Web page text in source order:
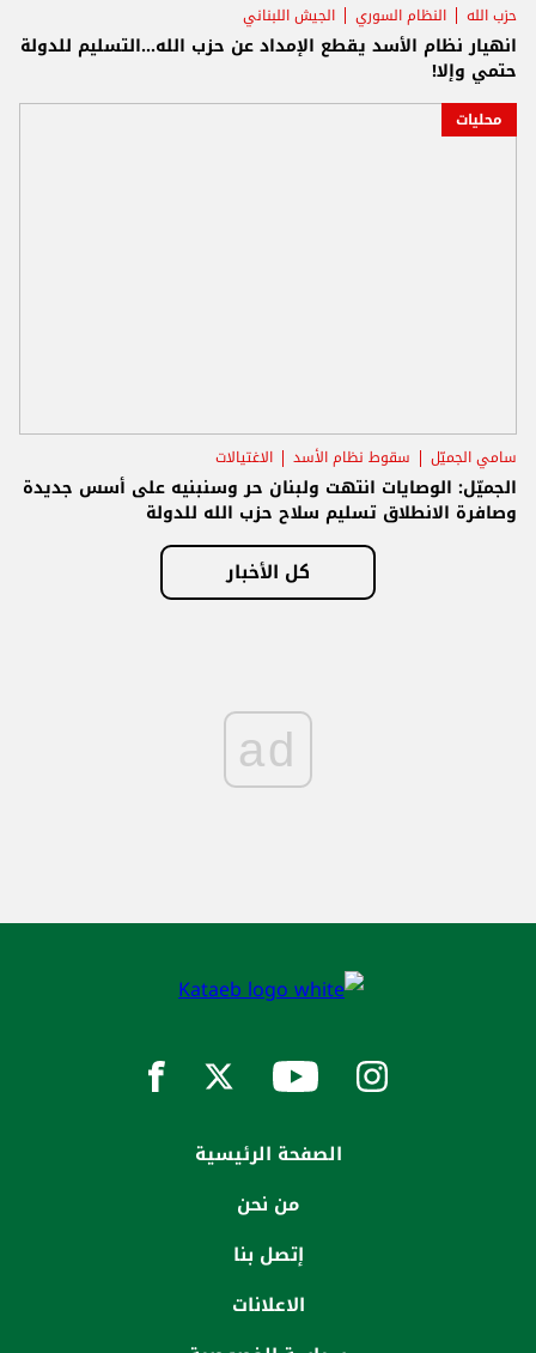
حزب الله النظام السوري الجيش اللبناني
انهيار نظام الأسد يقطع الإمداد عن حزب الله...التسليم للدولة
حتمي وإلا!
محليات
سامي الجميّل سقوط نظام الأسد الاغتيالات
الجميّل: الوصايات انتهت ولبنان حر وسنبنيه على أسس جديدة
وصافرة الانطلاق تسليم سلاح حزب الله للدولة
كل الأخبار
ad
الصفحة الرئيسية
من نحن
إتصل بنا
الاعلانات